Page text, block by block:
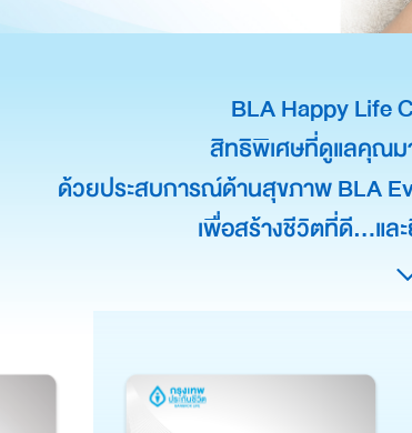
BLA Happy Life
สิทธิพิเศษที่ดูแลคุณม
ด้วยประสบการณ์ด้านสุขภาพ BLA
เพื่อสร้างชีวิตที่ดี…แ